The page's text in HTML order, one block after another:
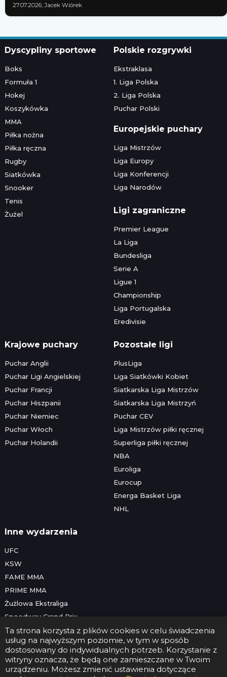
27.07.2026; Jacek Wiórek
Ta strona korzysta z plików cookies w celu świadczenia
usług na najwyższym poziomie, w tym w sposób
dostosowany do indywidualnych potrzeb. Korzystanie z
witryny oznacza, że będą one zamieszczane w Twoim
urządzeniu. Możesz zmienić ustawienia dotyczące
Dyscypliny sportowe
Boks
Formuła 1
Hokej
Koszykówka
MMA
Piłka nożna
Piłka ręczna
Rugby
Siatkówka
Snooker
Tenis
Żużel
Polskie rozgrywki
Ekstraklasa
1. Liga Polska
2. Liga Polska
Puchar Polski
Europejskie puchary
Liga Mistrzów
Liga Europy
Liga Konferencji
Liga Narodów
Ligi zagraniczne
Premier League
La Liga
Bundesliga
Serie A
Ligue 1
Championship
Liga Portugalska
Eredivisie
Krajowe puchary
Puchar Anglii
Puchar Ligi Angielskiej
Puchar Francji
Puchar Hiszpanii
Puchar Niemiec
Puchar Włoch
Puchar Holandii
Pozostałe ligi
PlusLiga
Liga Siatkówki Kobiet
Siatkarska Liga Mistrzów
Siatkarska Liga Mistrzyń
Puchar CEV
Liga Mistrzów piłki ręcznej
Superliga piłki ręcznej
NBA
Euroliga
Eurocup
Energa Basket Liga
NHL
Inne wydarzenia
UFC
KSW
FAME MMA
PRIME MMA
Żużlowa Ekstraliga
Speedway Grand Prix
Skoki narciarskie
Copyright © 2026 Futbolwtv.pl